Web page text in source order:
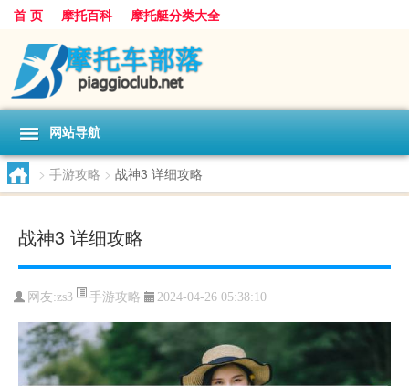
首 页 摩托百科 摩托艇分类大全
网站导航
> 手游攻略 > 战神3 详细攻略
战神3 详细攻略
网友:zs3 手游攻略 2024-04-26 05:38:10